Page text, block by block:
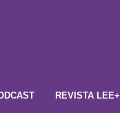
REVISTA LEE+